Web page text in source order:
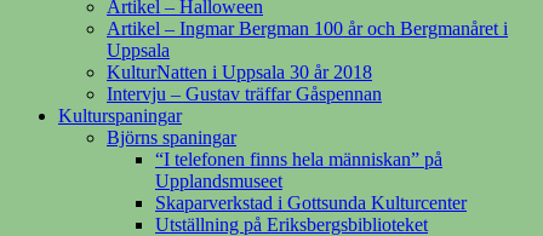
Artikel – Halloween
Artikel – Ingmar Bergman 100 år och Bergmanåret i
Uppsala
KulturNatten i Uppsala 30 år 2018
Intervju – Gustav träffar Gåspennan
Kulturspaningar
Björns spaningar
“I telefonen finns hela människan” på
Upplandsmuseet
Skaparverkstad i Gottsunda Kulturcenter
Utställning på Eriksbergsbiblioteket